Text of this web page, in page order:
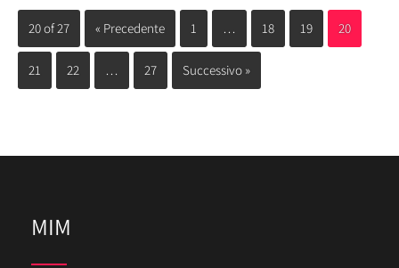
20 of 27 « Precedente 1 … 18 19 20
21 22 … 27 Successivo »
MIM